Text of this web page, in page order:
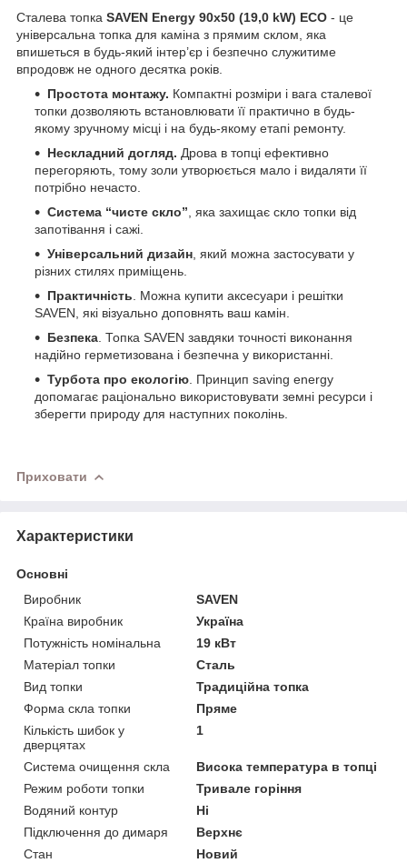
Сталева топка SAVEN Energy 90х50 (19,0 kW) ECO - це
універсальна топка для каміна з прямим склом, яка
впишеться в будь-який інтер’єр і безпечно служитиме
впродовж не одного десятка років.
Простота монтажу. Компактні розміри і вага сталевої
топки дозволяють встановлювати її практично в будь-
якому зручному місці і на будь-якому етапі ремонту.
Нескладний догляд. Дрова в топці ефективно
перегоряють, тому золи утворюється мало і видаляти її
потрібно нечасто.
Система “чисте скло” , яка захищає скло топки від
запотівання і сажі.
Універсальний дизайн , який можна застосувати у
різних стилях приміщень.
Практичність . Можна купити аксесуари і решітки
SAVEN, які візуально доповнять ваш камін.
Безпека . Топка SAVEN завдяки точності виконання
надійно герметизована і безпечна у використанні.
Турбота про екологію . Принцип saving energy
допомагає раціонально використовувати земні ресурси і
зберегти природу для наступних поколінь.
Приховати
Характеристики
Основні
Виробник
SAVEN
Країна виробник
Україна
Потужність номінальна
19 кВт
Матеріал топки
Сталь
Вид топки
Традиційна топка
Форма скла топки
Пряме
Кількість шибок у
дверцятах
1
Система очищення скла
Висока температура в топці
Режим роботи топки
Тривале горіння
Водяний контур
Ні
Підключення до димаря
Верхнє
Стан
Новий